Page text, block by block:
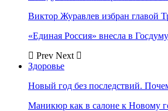
Виктор Журавлев избран главой
«Единая Россия» внесла в
Prev Next
Здоровье
Новый год без последствий.
Маникюр как в салоне к Новому